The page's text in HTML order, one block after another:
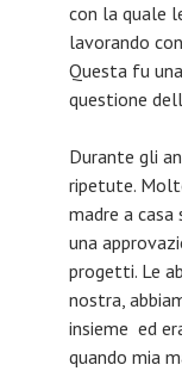
con la quale
lavorando
Questa fu
questione
Durante gli
ripetute.
madre a casa
una
progetti. Le
nostra,
insieme ed
quando mia